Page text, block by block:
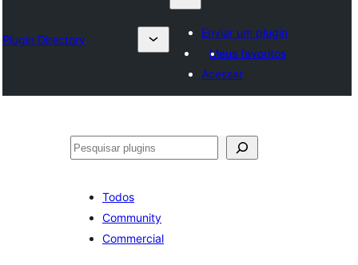
Plugin Directory
Enviar um plugin
Meus favoritos
Acessar
Pesquisar
Todos
Community
Commercial